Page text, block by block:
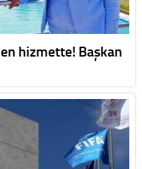
hizmette! Başkan